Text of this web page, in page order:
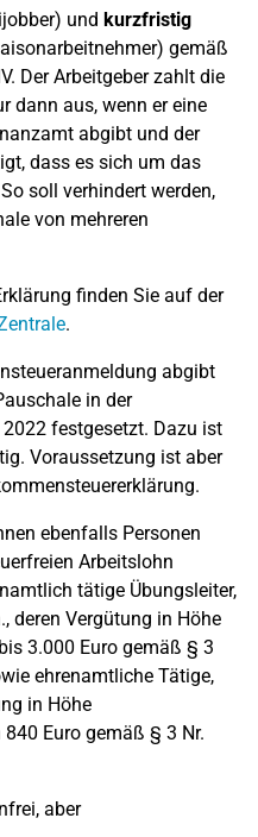
und kurzfristig
gemäß
Der Arbeitgeber zahlt die
dann aus, wenn er eine
abgibt und der
dass es sich um das
soll verhindert werden,
von mehreren
finden Sie auf der
.
abgibt
in der
festgesetzt. Dazu ist
Voraussetzung ist aber
ebenfalls Personen
Arbeitslohn
tätige Übungsleiter,
deren Vergütung in Höhe
bis 3.000 Euro gemäß § 3
ehrenamtliche Tätige,
in Höhe
840 Euro gemäß § 3 Nr.
aber